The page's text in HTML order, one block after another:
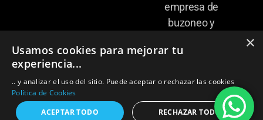
empresa de
buzoneo y
confianza
×
Usamos cookies para mejorar tu
experiencia...
.. y analizar el uso del sitio. Puede aceptar o rechazar las cookies
Política de Cookies
ACEPTAR TODO
RECHAZAR TODO